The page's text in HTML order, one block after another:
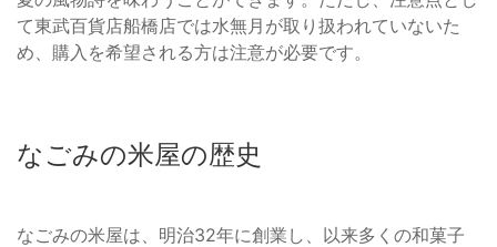
て東武百貨店船橋店では水無月が取り扱われていないた
め、購入を希望される方は注意が必要です。
なごみの米屋の歴史
なごみの米屋は、明治32年に創業し、以来多くの和菓子